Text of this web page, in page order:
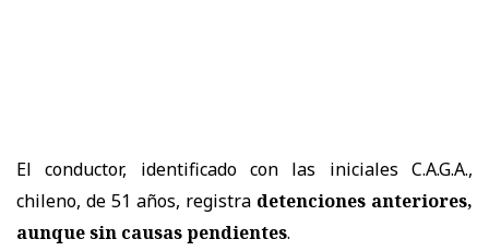
El conductor, identificado con las iniciales C.A.G.A.,
chileno, de 51 años, registra detenciones anteriores,
aunque sin causas pendientes.